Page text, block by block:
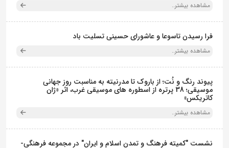
مشاهده بیشتر..
فرا رسیدن تاسوعا و عاشورای حسینی تسلیت باد
مشاهده بیشتر..
پیوند رنگ و نُت؛ از باروک تا مدرنیته به مناسبت روز جهانی
موسیقی؛ 38 پرتره از اسطوره های موسیقی غرب، اثر «ژان
کاتریکس»
مشاهده بیشتر..
نشست "کمیته فرهنگ و تمدن اسلام و ایران" در مجموعه فرهنگی‌-